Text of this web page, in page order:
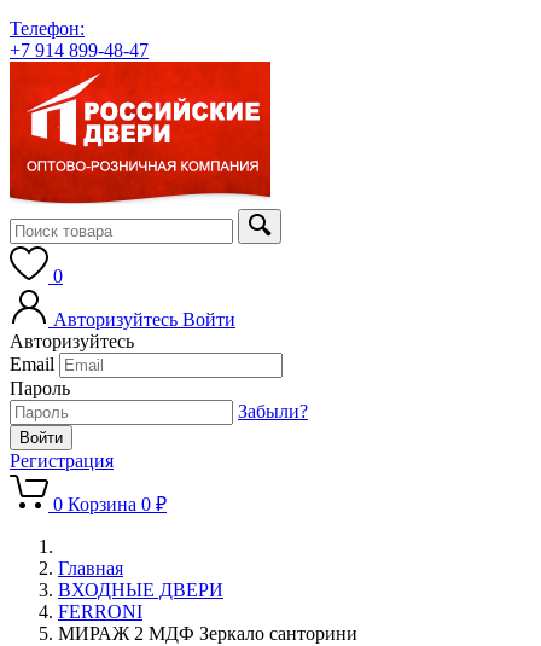
Телефон:
+7 914 899-48-47
0
Авторизуйтесь Войти
Авторизуйтесь
Email
Пароль
Забыли?
Регистрация
0 Корзина 0 ₽
Главная
ВХОДНЫЕ ДВЕРИ
FERRONI
МИРАЖ 2 МДФ Зеркало санторини